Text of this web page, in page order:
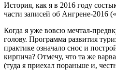
История, как я в 2016 году
части записей об Ангрене-2016
Когда я уже вовсю мечтал-
голову. Программа развития
практике означало снос и
кирпича? Отмечу, что та же
(туда я приехал пораньше и,